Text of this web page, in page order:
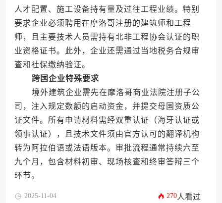
人才配置、施工设备持有量及过往工程业绩。特别
要求企业必须聘用在摩洛哥注册的建筑师和工程
师，且主要技术人员需持有北非工程协会认证的职
业资格证书。此外，企业还需通过当地税务合规审
查和社保缴纳验证。
跨国企业特殊要求
境外建筑企业需先在摩洛哥商业法院注册子公
司，注入规定数额的启动资金，并提交母国资质公
证文件。所有申请材料需经双重认证（海牙认证或
领事认证），且技术文件须由官方认可的翻译机构
转为阿拉伯语或法语版本。审批流程通常持续六至
九个月，包含材料初审、现场核查和终审答辩三个
环节。
2025-11-04 270人看过